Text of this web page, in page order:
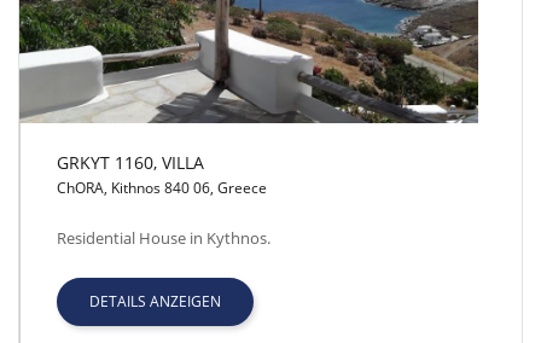
GRKYT 1160, VILLA
GRKYT 1160, VILLA
ChORA, Kithnos 840 06, Greece
Residential House in Kythnos.
DETAILS ANZEIGEN